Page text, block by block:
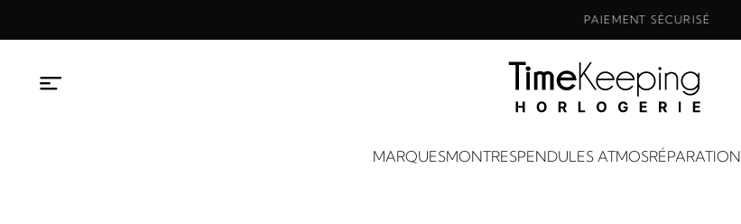
PAIEMENT SÉCURISÉ
MARQUESMONTRESPENDULES ATMOSRÉPARATION